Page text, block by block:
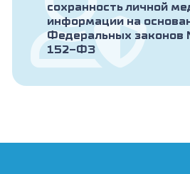
сохранность личной
информации на
Федеральных
152-ФЗ